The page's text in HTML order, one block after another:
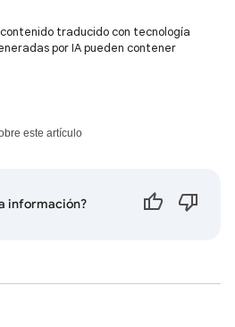
traducido con tecnología
por IA pueden contener
este artículo
información?